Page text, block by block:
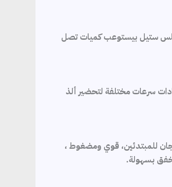
ستيل بيستوعب كميات تصل
سرعات مختلفة لتحضير ألذ
أجهزة مطبخك. ان عجان ستاند بلاك اند وايت، 2200 وات هو أفضل عجان للمبتدئين، قوي ومضغوط ،
بسهولة.